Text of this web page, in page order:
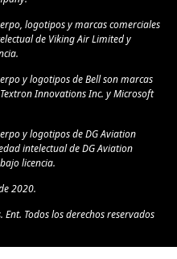
logotipos y marcas comerciales
de Viking Air Limited y
y logotipos de Bell son marcas
Innovations Inc. y Microsoft
y logotipos de DG Aviation
intelectual de DG Aviation
licencia.
2020.
Todos los derechos reservados